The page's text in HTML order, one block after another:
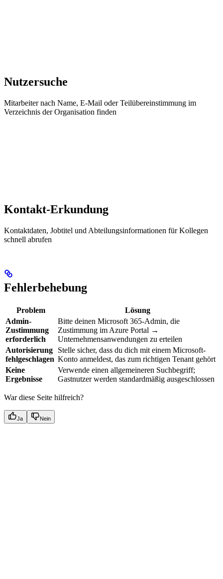
Nutzersuche
Mitarbeiter nach Name, E-Mail oder Teilübereinstimmung im
Verzeichnis der Organisation finden
Kontakt-Erkundung
Kontaktdaten, Jobtitel und Abteilungsinformationen für Kollegen
schnell abrufen
Fehlerbehebung
Problem
Lösung
Admin-
Zustimmung
erforderlich
Bitte deinen Microsoft 365-Admin, die
Zustimmung im Azure Portal →
Unternehmensanwendungen zu erteilen
Autorisierung
fehlgeschlagen
Stelle sicher, dass du dich mit einem Microsoft-
Konto anmeldest, das zum richtigen Tenant gehört
Keine
Ergebnisse
Verwende einen allgemeineren Suchbegriff;
Gastnutzer werden standardmäßig ausgeschlossen
War diese Seite hilfreich?
Ja Nein